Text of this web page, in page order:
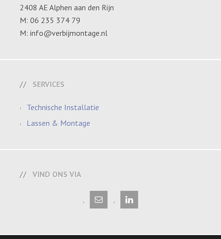
2408 AE Alphen aan den Rijn
M: 06 235 374 79
M: info@verbijmontage.nl
SERVICES
Technische Installatie
Lassen & Montage
VIND ONS VIA